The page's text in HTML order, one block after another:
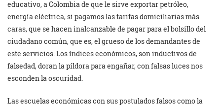
educativo, a Colombia de que le sirve exportar petróleo,
energía eléctrica, si pagamos las tarifas domiciliarias más
caras, que se hacen inalcanzable de pagar para el bolsillo del
ciudadano común, que es, el grueso de los demandantes de
este servicios. Los índices económicos, son inductivos de
falsedad, doran la píldora para engañar, con falsas luces nos
esconden la oscuridad.
Las escuelas económicas con sus postulados falsos como la